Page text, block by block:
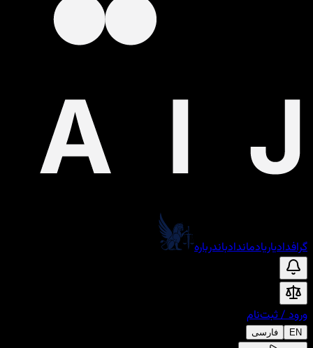
گرافدادیاریادماندادباندرباره
ورود/ثبت‌نام
EN فارسی